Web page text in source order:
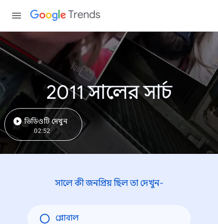
Trends
2011 সালের সার্চ
ভিডিওটি দেখুন
02:52
সালে কী জনপ্রিয় ছিল তা দেখুন-
গ্লোবাল